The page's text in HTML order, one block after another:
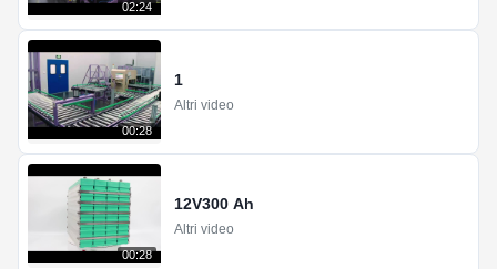
02:24
00:28
1
Altri video
00:28
12V300 Ah
Altri video